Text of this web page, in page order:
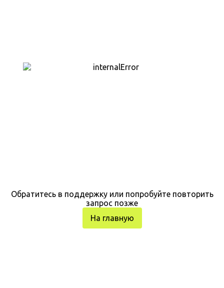
Обратитесь в поддержку или попробуйте повторить
запрос позже
На главную